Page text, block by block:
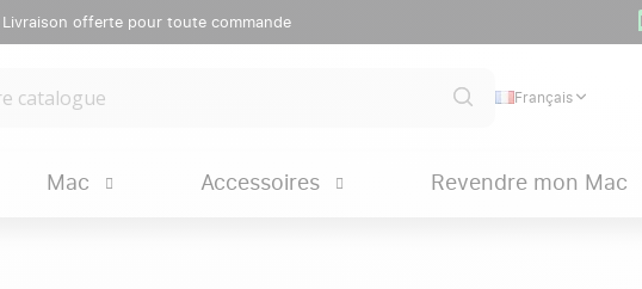
Livraison offerte pour toute commande
Français
Mac Accessoires Revendre mon Mac